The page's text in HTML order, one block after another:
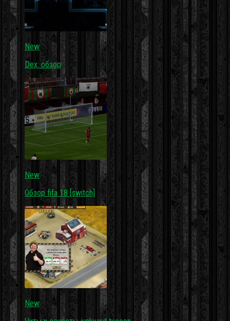
New
Dex: обзор
New
Обзор fifa 18 [switch]
New